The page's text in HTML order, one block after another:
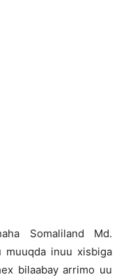
Somaliland Md.
muuqda inuu xisbiga
bilaabay arrimo uu